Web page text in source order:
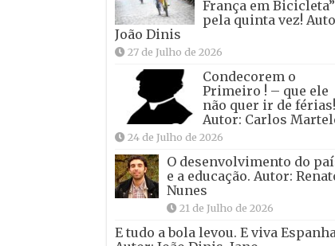
França em Bicicleta”
pela quinta vez!
João Dinis
27 de Julho de 2026
Condecorem o
Primeiro ! – que ele
não quer ir de férias!
Autor: Carlos
24 de Julho de 2026
O desenvolvimento do
e a educação. Autor:
Nunes
21 de Julho de 2026
E tudo a bola levou. E viva